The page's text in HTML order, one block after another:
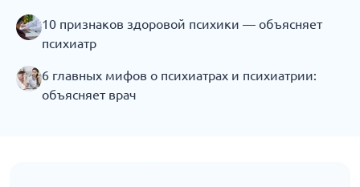
10 признаков здоровой психики — объясняет
психиатр
6 главных мифов о психиатрах и психиатрии:
объясняет врач